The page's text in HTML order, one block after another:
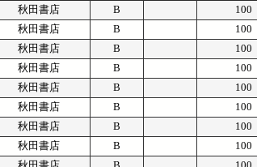
秋田書店 B 100
秋田書店 B 100
秋田書店 B 100
秋田書店 B 100
秋田書店 B 100
秋田書店 B 100
秋田書店 B 100
秋田書店 B 100